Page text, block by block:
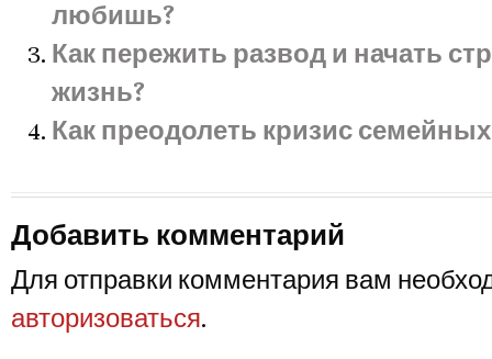
любишь?
Как пережить развод и начать
жизнь?
Как преодолеть кризис
Добавить комментарий
Для отправки комментария вам
авторизоваться.